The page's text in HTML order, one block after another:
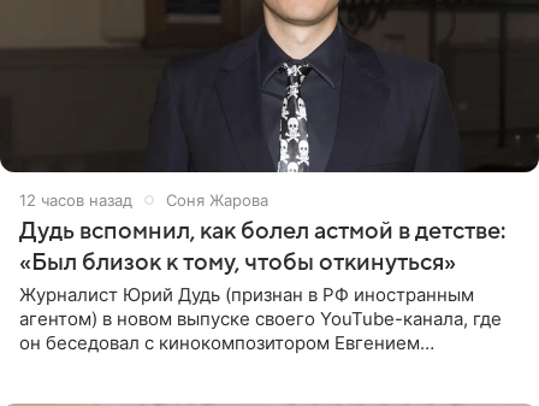
12 часов назад Соня Жарова
Дудь вспомнил, как болел астмой в детстве:
«Был близок к тому, чтобы откинуться»
Журналист Юрий Дудь (признан в РФ иностранным
агентом) в новом выпуске своего YouTube-канала, где
он беседовал с кинокомпозитором Евгением